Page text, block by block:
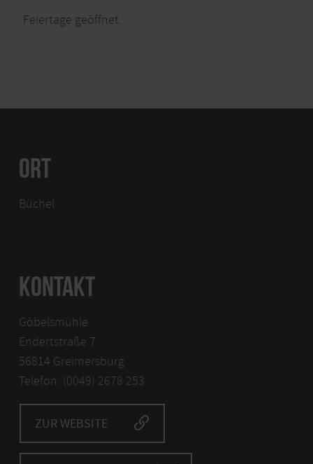
Feiertage geöffnet.
ORT
Büchel
KONTAKT
Göbelsmühle
Endertstraße 7
56814 Greimersburg
Telefon: (0049) 2678 253
ZUR WEBSITE